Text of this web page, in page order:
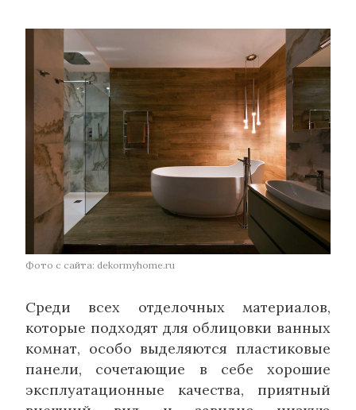
Фото с сайта: dekormyhome.ru
Среди всех отделочных материалов,
которые подходят для облицовки ванных
комнат, особо выделяются пластиковые
панели, сочетающие в себе хорошие
эксплуатационные качества, приятный